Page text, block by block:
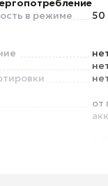
в режиме
50
от